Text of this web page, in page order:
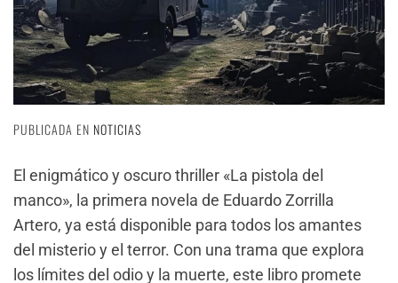
PUBLICADA EN NOTICIAS
El enigmático y oscuro thriller «La pistola del
manco», la primera novela de Eduardo Zorrilla
Artero, ya está disponible para todos los amantes
del misterio y el terror. Con una trama que explora
los límites del odio y la muerte, este libro promete